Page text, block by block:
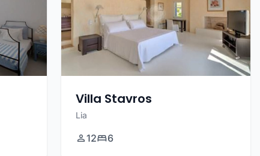
Villa Stavros
Lia
12 6